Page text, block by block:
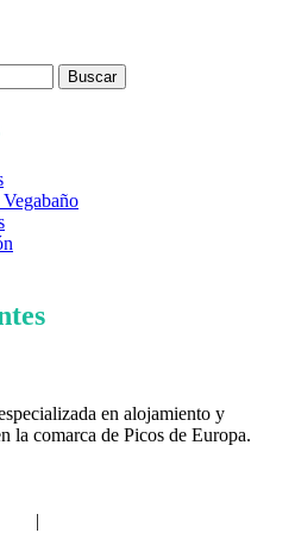
en alojamiento y
la comarca de Picos de Europa.
|